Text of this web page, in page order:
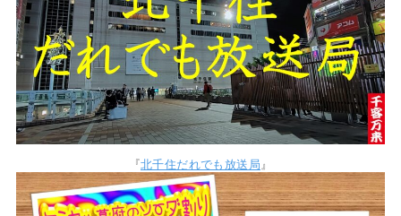
『北千住だれでも放送局』